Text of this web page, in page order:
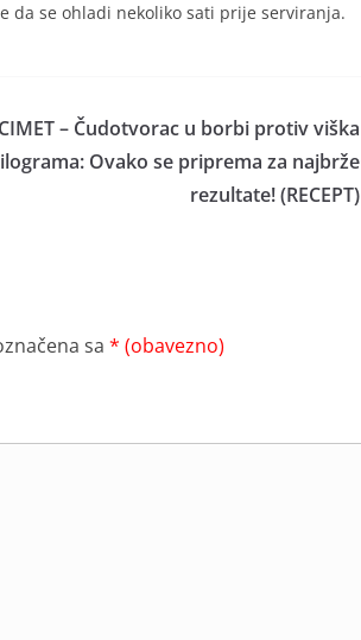
da se ohladi nekoliko sati prije serviranja.
CIMET – Čudotvorac u borbi protiv viška
Ovako se priprema za najbrže
rezultate! (RECEPT)
sa * (obavezno)